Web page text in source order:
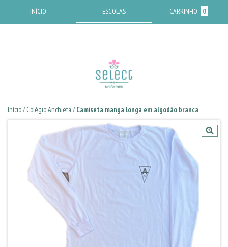
INÍCIO ESCOLAS CARRINHO 0
Início/ Colégio Anchieta / Camiseta manga longa em algodão branca